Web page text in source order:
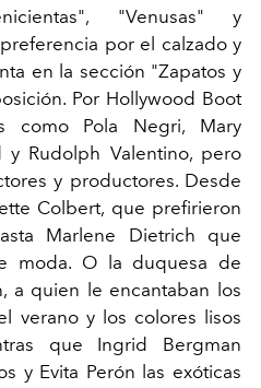
"Venusas" y
por el calzado y
en la sección "Zapatos y
Por Hollywood Boot
como Pola Negri, Mary
y Rudolph Valentino, pero
y productores. Desde
Colbert, que prefirieron
Marlene Dietrich que
moda. O la duquesa de
, a quien le encantaban los
verano y los colores lisos
que Ingrid Bergman
y Evita Perón las exóticas